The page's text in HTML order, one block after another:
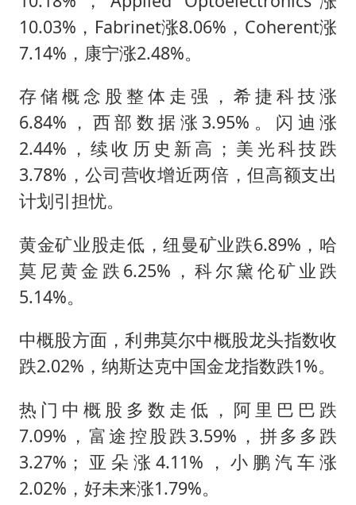
10.03%，Fabrinet涨8.06%，Coherent涨
7.14%，康宁涨2.48%。
存储概念股整体走强，希捷科技涨
6.84%，西部数据涨3.95%。闪迪涨
2.44%，续收历史新高；美光科技跌
3.78%，公司营收增近两倍，但高额支出
计划引担忧。
黄金矿业股走低，纽曼矿业跌6.89%，哈
莫尼黄金跌6.25%，科尔黛伦矿业跌
5.14%。
中概股方面，利弗莫尔中概股龙头指数收
跌2.02%，纳斯达克中国金龙指数跌1%。
热门中概股多数走低，阿里巴巴跌
7.09%，富途控股跌3.59%，拼多多跌
3.27%；亚朵涨4.11%，小鹏汽车涨
2.02%，好未来涨1.79%。